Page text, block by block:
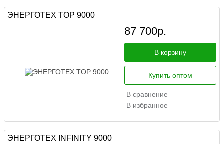
ЭНЕРГОТЕХ TOP 9000
87 700р.
В корзину
Купить оптом
В сравнение
В избранное
ЭНЕРГОТЕХ INFINITY 9000